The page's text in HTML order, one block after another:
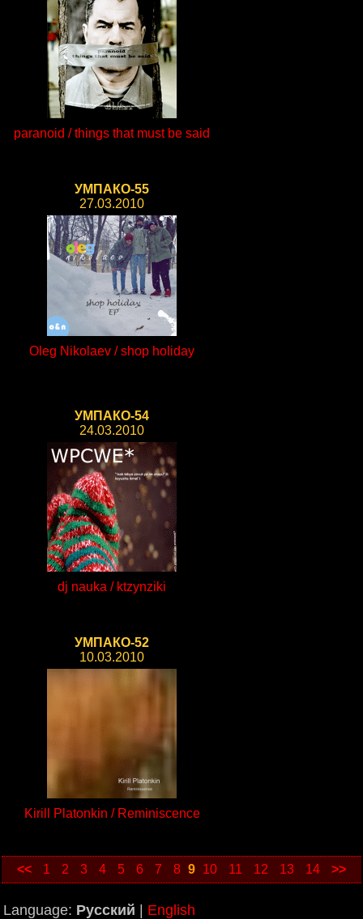
paranoid / things that must be said
УМПАКО-55
27.03.2010
Oleg Nikolaev / shop holiday
УМПАКО-54
24.03.2010
dj nauka / ktzynziki
УМПАКО-52
10.03.2010
Kirill Platonkin / Reminiscence
<< 1 2 3 4 5 6 7 8 9 10 11 12 13 14 >>
Language: Русский English